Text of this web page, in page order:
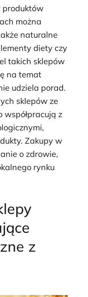
produktów
można
naturalne
diety czy
takich sklepów
na temat
udziela porad.
sklepów ze
współpracują z
Zakupy w
o zdrowie,
rynku
z